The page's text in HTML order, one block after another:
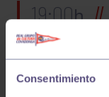
Consentimiento
19:00h
FINAL
BOCAMINA